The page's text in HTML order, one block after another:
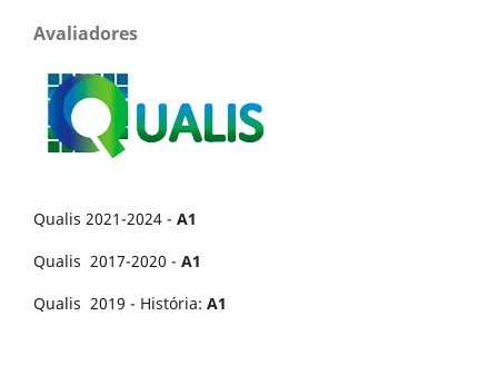
Avaliadores
Qualis 2021-2024 - A1
Qualis 2017-2020 - A1
Qualis 2019 - História: A1